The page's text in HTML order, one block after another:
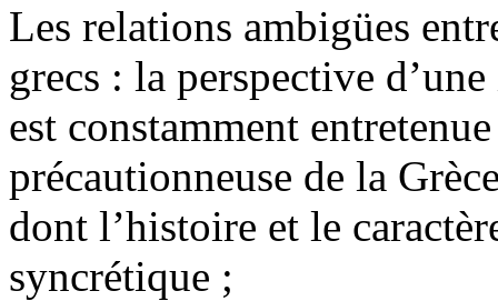
Les relations ambigües
grecs : la perspective
est constamment
précautionneuse de la
dont l’histoire et le
syncrétique ;